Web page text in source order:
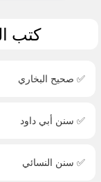
كتب
✅ صحيح البخاري
✅ سنن أبي داود
✅ سنن النسائي